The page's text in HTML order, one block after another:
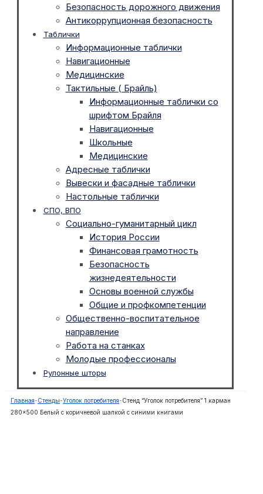
Безопасность дорожного движения
Антикоррупционная безопасность
Таблички
Информационные таблички
Навигационные
Медицинские
Тактильные ( Брайль)
Информационные таблички со
шрифтом Брайля
Навигационные
Школьные
Медицинские
Адресные таблички
Вывески и фасадные таблички
Настольные таблички
СПО, ВПО
Социально-гуманитарный цикл
История России
Финансовая грамотность
Безопасность
жизнедеятельности
Основы военной службы
Общие и профкомпетенции
Общественно-воспитательное
направление
Работа на станках
Молодые профессионалы
Рулонные шторы
Главная-Стенды-Уголок потребителя-Стенд “Уголок потребителя” 1 карман
280×500 Белый с коричневой шапкой с синими книгами